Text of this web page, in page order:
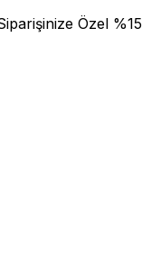
Özel %15